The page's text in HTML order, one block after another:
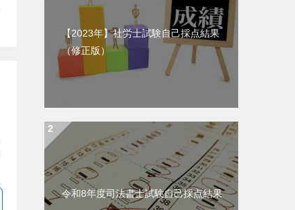
【2023年】社労士試験自己採点結果
（修正版）
令和8年度司法書士試験自己採点結果